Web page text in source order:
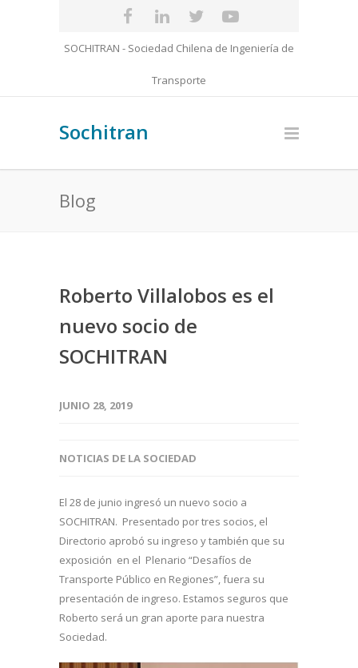
SOCHITRAN - Sociedad Chilena de Ingeniería de
Transporte
Sochitran
Blog
Roberto Villalobos es el
nuevo socio de
SOCHITRAN
JUNIO 28, 2019
NOTICIAS DE LA SOCIEDAD
El 28 de junio ingresó un nuevo socio a
SOCHITRAN. Presentado por tres socios, el
Directorio aprobó su ingreso y también que su
exposición en el Plenario “Desafíos de
Transporte Público en Regiones”, fuera su
presentación de ingreso. Estamos seguros que
Roberto será un gran aporte para nuestra
Sociedad.